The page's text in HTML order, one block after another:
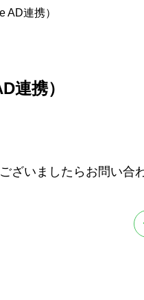
AD連携）
連携）
ざいましたらお問い合